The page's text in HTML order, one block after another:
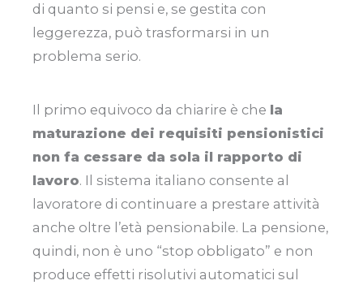
di quanto si pensi e, se gestita con
leggerezza, può trasformarsi in un
problema serio.
Il primo equivoco da chiarire è che la
maturazione dei requisiti pensionistici
non fa cessare da sola il rapporto di
lavoro. Il sistema italiano consente al
lavoratore di continuare a prestare attività
anche oltre l’età pensionabile. La pensione,
quindi, non è uno “stop obbligato” e non
produce effetti risolutivi automatici sul